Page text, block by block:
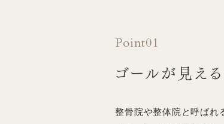
Point01
ゴールが見え
整骨院や整体院と呼ばれ